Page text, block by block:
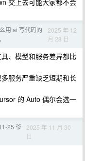
交上去可能大家都不会
用 ai 写代码的
2025 年 12
月 28 日
、模型和服务差异都比
服务严重缺乏短期和长
的 Auto 偶尔会选一
25 爷
2025 年 11 月 30
日